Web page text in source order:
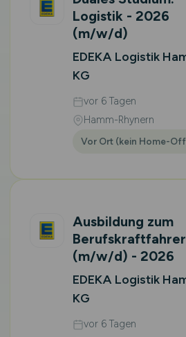
Logistik - 2026
(m/w/d)
EDEKA Logistik
KG
vor 6 Tagen
Hamm-Rhynern
Vor Ort (kein Home-
Ausbildung zum
Berufskraftfahrer
(m/w/d) - 2026
EDEKA Logistik
KG
vor 6 Tagen